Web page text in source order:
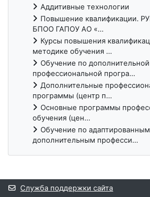
Аддитивные технологии
Повышение квалификации.
БПОО ГАПОУ АО «...
Курсы повышения
методике обучения ...
Обучение по дополнительной
профессиональной програ...
Дополнительные
программы (центр п...
Основные программы
обучения (цен...
Обучение по адаптированным
дополнительным професси...
Дополнительные блоки
Служба поддержки сайта